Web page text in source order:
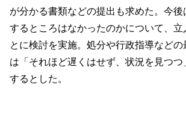
が分かる書類などの提出も求めた。今後
するところはなかったのかについて、立
とに検討を実施。処分や行政指導などの
は「それほど遅くはせず、状況を見つ
するとした。